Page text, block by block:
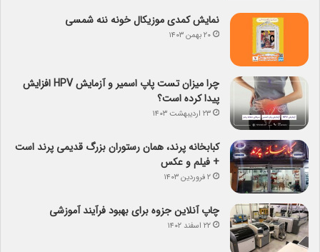
نمایش کمدی موزیکال خونه ننه شمسی
۲۰ بهمن ۱۴۰۳
چرا میزان تست پاپ اسمیر و آزمایش HPV افزایش
پیدا کرده است؟
۲۳ اردیبهشت ۱۴۰۳
کبابخانه پرند، همان رستوران بزرگ قدیمی پرند است
+ فیلم و عکس
۲ فروردین ۱۴۰۳
چاپ آنلاین جزوه برای بهبود فرآیند آموزشی
۲۲ اسفند ۱۴۰۲